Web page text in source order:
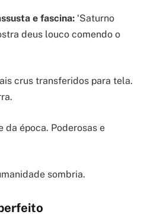
e fascina: ‘Saturno
deus louco comendo o
crus transferidos para tela.
da época. Poderosas e
sombria.